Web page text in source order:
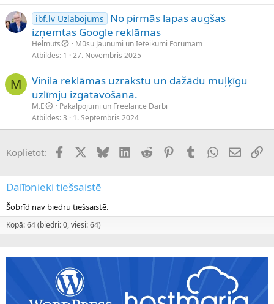
ibf.lv Uzlabojums
No pirmās lapas augšas
izņemtas Google reklāmas
Helmuts
Mūsu Jaunumi un Ieteikumi Forumam
Atbildes 1 27. Novembris 2025
M
Vinila reklāmas uzrakstu un dažādu muļķīgu
uzlīmju izgatavošana.
M.E
Pakalpojumi un Freelance Darbi
Atbildes 3 1. Septembris 2024
Koplietot: FacebookX (Twitter)
BlueskyLinkedInReddit PinterestTumblrWhatsApp
E-pasts
Dalībnieki tiešsaistē
Šobrīd nav biedru tiešsaistē.
Kopā: 64 (biedri: 0, viesi: 64)